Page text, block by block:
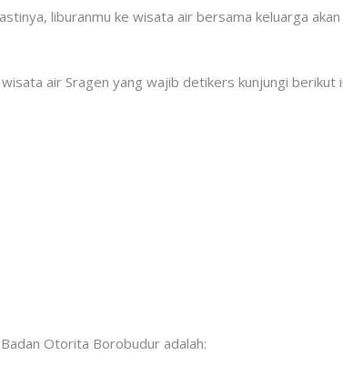
liburanmu ke wisata air bersama keluarga akan
air Sragen yang wajib detikers kunjungi berikut
Otorita Borobudur adalah: